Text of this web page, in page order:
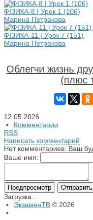
ФІЗИКА-8 | Урок 1 (106)
Марина Петракова
ФІЗИКА-11 | Урок 7 (151)
Марина Петракова
Облегчи жизнь
(плюс
12.05.2026
Комментарии
RSS
Написать комментарий
Нет комментариев. Ваш
Ваше имя:
Загрузка...
ЭкзаменТВ © 2026